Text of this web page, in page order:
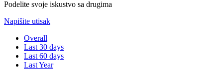
Podelite svoje iskustvo sa drugima
Napišite utisak
Overall
Last 30 days
Last 60 days
Last Year